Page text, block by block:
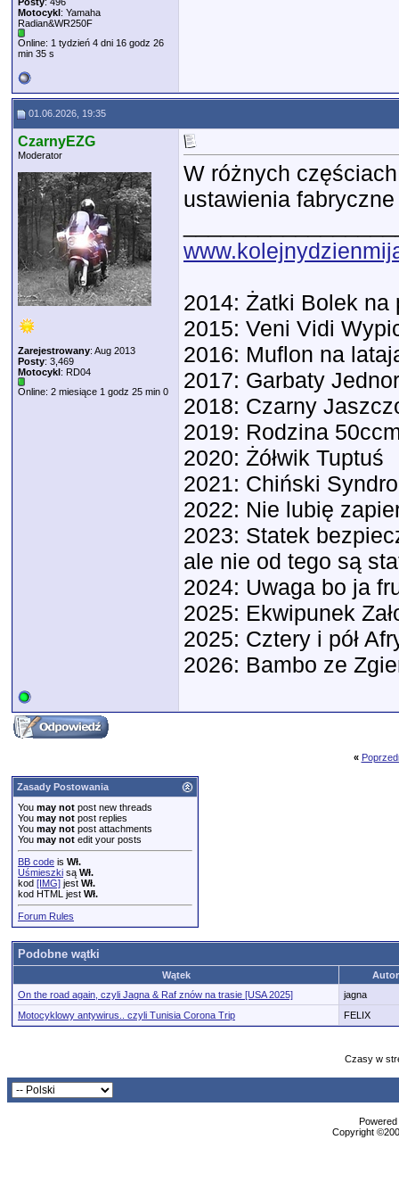
Motocykl: Yamaha
Radian&WR250F
Online: 1 tydzień 4 dni 16 godz 26
min 35 s
01.06.2026, 19:35
CzarnyEZG
Moderator
Zarejestrowany: Aug 2013
Posty: 3,469
Motocykl: RD04
Online: 2 miesiące 1 godz 25 min 0
W różnych
ustawienia
2014: Żatki Bolek
2015: Veni Vidi
2016: Muflon na
2017: Garbaty
2018: Czarny
2019: Rodzina
2020: Żółwik Tuptuś
2021: Chiński
2022: Nie lubię
2023: Statek
ale nie od tego są
2024: Uwaga bo ja
2025: Ekwipunek
2025: Cztery i pół
2026: Bambo ze
«
Zasady Postowania
You may not post new threads
You may not post replies
You may not post attachments
You may not edit your posts
BB code is Wł.
Uśmieszki są Wł.
kod [IMG] jest Wł.
kod HTML jest Wł.
Forum Rules
Podobne wątki
Wątek
On the road again, czyli Jagna & Raf znów na trasie [USA 2025]
jagna
Motocyklowy antywirus.. czyli Tunisia Corona Trip
FELIX
Czasy w
Copyright